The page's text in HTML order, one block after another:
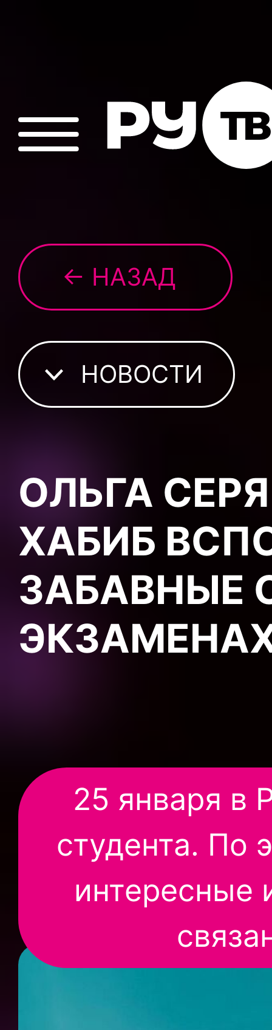
← НАЗАД
НОВОСТИ
ОЛЬГА
ХАБИБ
ЗАБАВНЫЕ
25 января в
студента. По
интересные